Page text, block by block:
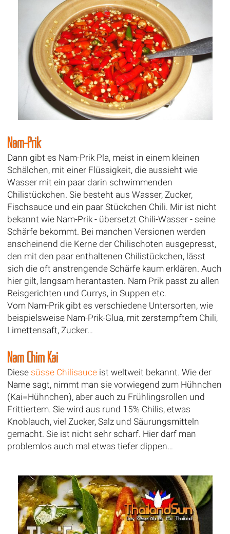
Nam-Prik
Dann gibt es Nam-Prik Pla, meist in einem kleinen
Schälchen, mit einer Flüssigkeit, die aussieht wie
Wasser mit ein paar darin schwimmenden
Chilistückchen. Sie besteht aus Wasser, Zucker,
Fischsauce und ein paar Stückchen Chili. Mir ist nicht
bekannt wie Nam-Prik - übersetzt Chili-Wasser - seine
Schärfe bekommt. Bei manchen Versionen werden
anscheinend die Kerne der Chilischoten ausgepresst,
den mit den paar enthaltenen Chilistückchen, lässt
sich die oft anstrengende Schärfe kaum erklären. Auch
hier gilt, langsam herantasten. Nam Prik passt zu allen
Reisgerichten und Currys, in Suppen etc.
Vom Nam-Prik gibt es verschiedene Untersorten, wie
beispielsweise Nam-Prik-Glua, mit zerstampftem Chili,
Limettensaft, Zucker…
Nam Chim Kai
Diese süsse Chilisauceist weltweit bekannt. Wie der
Name sagt, nimmt man sie vorwiegend zum Hühnchen
(Kai=Hühnchen), aber auch zu Frühlingsrollen und
Frittiertem. Sie wird aus rund 15% Chilis, etwas
Knoblauch, viel Zucker, Salz und Säurungsmitteln
gemacht. Sie ist nicht sehr scharf. Hier darf man
problemlos auch mal etwas tiefer dippen…